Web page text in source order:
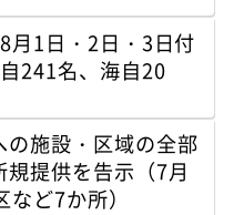
1日・2日・3日付
241名、海自20
の施設・区域の全部
提供を告示（7月
ど7か所）